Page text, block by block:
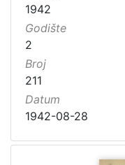
1942
Godište
2
Broj
211
Datum
1942-08-28